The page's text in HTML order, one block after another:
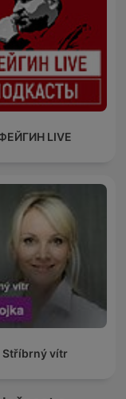
LIVE
Stříbrný vítr